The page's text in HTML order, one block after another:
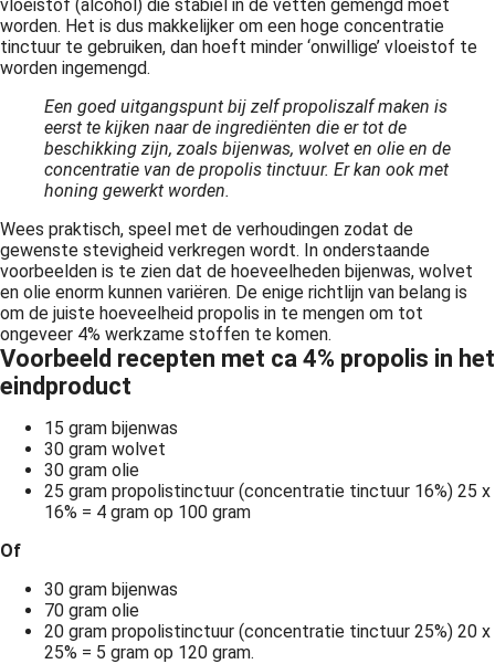
vloeistof (alcohol) die stabiel in de vetten gemengd moet
worden. Het is dus makkelijker om een hoge concentratie
tinctuur te gebruiken, dan hoeft minder ‘onwillige’ vloeistof te
worden ingemengd.
Een goed uitgangspunt bij zelf propoliszalf maken is
eerst te kijken naar de ingrediënten die er tot de
beschikking zijn, zoals bijenwas, wolvet en olie en de
concentratie van de propolis tinctuur. Er kan ook met
honing gewerkt worden.
Wees praktisch, speel met de verhoudingen zodat de
gewenste stevigheid verkregen wordt. In onderstaande
voorbeelden is te zien dat de hoeveelheden bijenwas, wolvet
en olie enorm kunnen variëren. De enige richtlijn van belang is
om de juiste hoeveelheid propolis in te mengen om tot
ongeveer 4% werkzame stoffen te komen.
Voorbeeld recepten met ca 4% propolis in het
eindproduct
15 gram bijenwas
30 gram wolvet
30 gram olie
25 gram propolistinctuur (concentratie tinctuur 16%) 25 x
16% = 4 gram op 100 gram
Of
30 gram bijenwas
70 gram olie
20 gram propolistinctuur (concentratie tinctuur 25%) 20 x
25% = 5 gram op 120 gram.